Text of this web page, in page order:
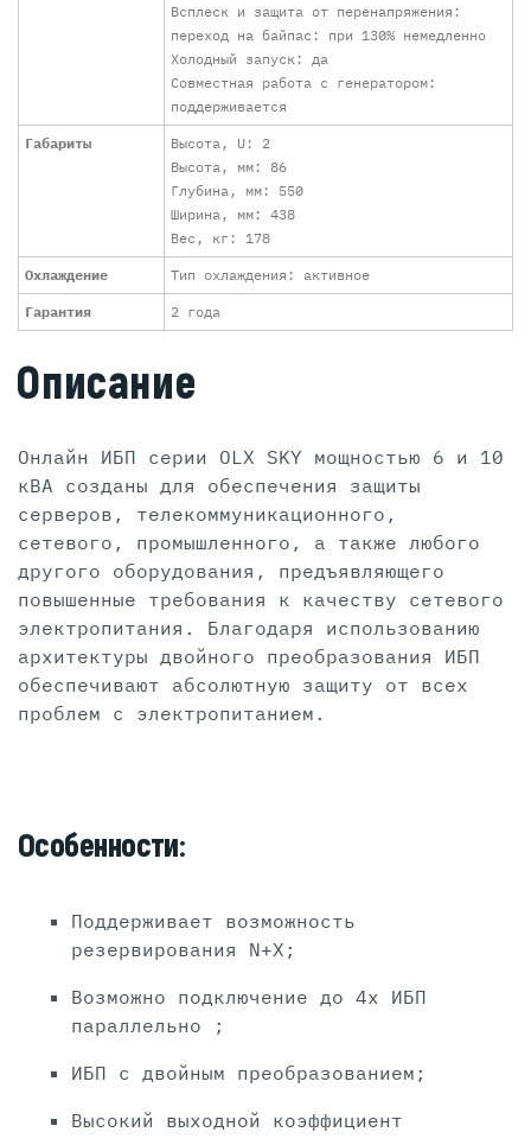
Всплеск и защита от перенапряжения:
переход на байпас: при 130% немедленно
Холодный запуск: да
Совместная работа с генератором:
поддерживается
Габариты
Высота, U: 2
Высота, мм: 86
Глубина, мм: 550
Ширина, мм: 438
Вес, кг: 178
Охлаждение Тип охлаждения: активное
Гарантия 2 года
Описание
Онлайн ИБП серии OLX SKY мощностью 6 и 10
кВА созданы для обеспечения защиты
серверов, телекоммуникационного,
сетевого, промышленного, а также любого
другого оборудования, предъявляющего
повышенные требования к качеству сетевого
электропитания. Благодаря использованию
архитектуры двойного преобразования ИБП
обеспечивают абсолютную защиту от всех
проблем с электропитанием.
Особенности:
Поддерживает возможность
резервирования N+X;
Возможно подключение до 4х ИБП
параллельно ;
ИБП с двойным преобразованием;
Высокий выходной коэффициент